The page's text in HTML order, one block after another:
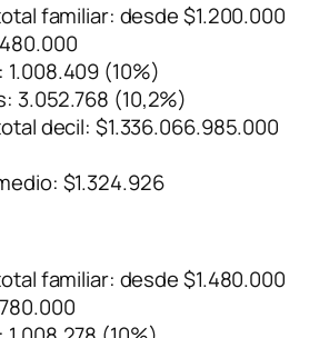
familiar: desde $1.200.000
1.008.409 (10%)
3.052.768 (10,2%)
decil: $1.336.066.985.000
$1.324.926
familiar: desde $1.480.000